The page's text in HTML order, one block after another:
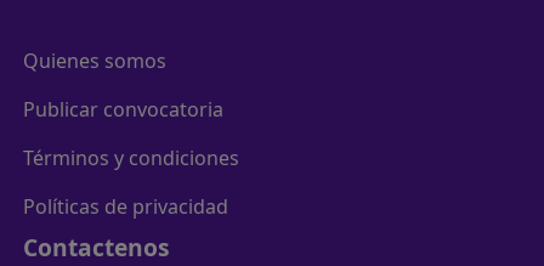
Quienes somos
Publicar convocatoria
Términos y condiciones
Políticas de privacidad
Contactenos